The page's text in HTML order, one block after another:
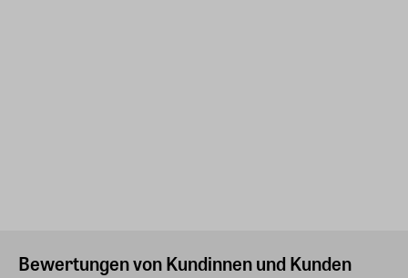
Bewertungen von Kundinnen und Kunden